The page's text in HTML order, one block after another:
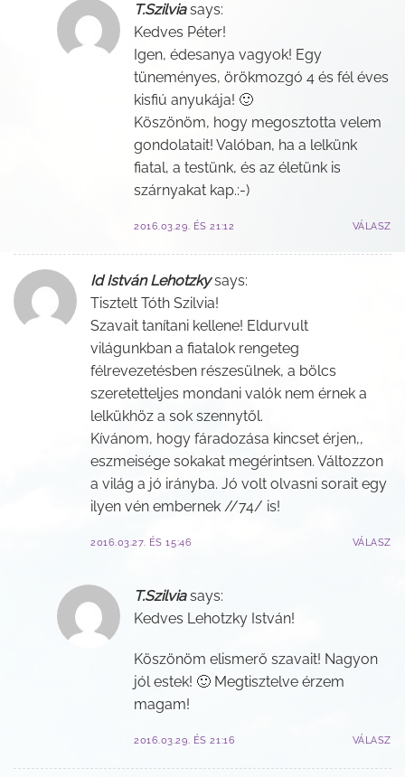
T.Szilvia says:
Kedves Péter!
Igen, édesanya vagyok! Egy
tüneményes, örökmozgó 4 és fél éves
kisfiú anyukája! 🙂
Köszönöm, hogy megosztotta velem
gondolatait! Valóban, ha a lelkünk
fiatal, a testünk, és az életünk is
szárnyakat kap.:-)
2016.03.29. ÉS 21:12 VÁLASZ
Id István Lehotzky says:
Tisztelt Tóth Szilvia!
Szavait tanítani kellene! Eldurvult
világunkban a fiatalok rengeteg
félrevezetésben részesülnek, a bölcs
szeretetteljes mondani valók nem érnek a
lelkükhöz a sok szennytől.
Kívánom, hogy fáradozása kincset érjen,,
eszmeisége sokakat megérintsen. Változzon
a világ a jó irányba. Jó volt olvasni sorait egy
ilyen vén embernek //74/ is!
2016.03.27. ÉS 15:46 VÁLASZ
T.Szilvia says:
Kedves Lehotzky István!
Köszönöm elismerő szavait! Nagyon
jól estek! 🙂 Megtisztelve érzem
magam!
2016.03.29. ÉS 21:16 VÁLASZ